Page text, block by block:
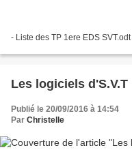
Les logiciels d'S.V.T
Publié le 20/09/2016 à 14:54
Par Christelle